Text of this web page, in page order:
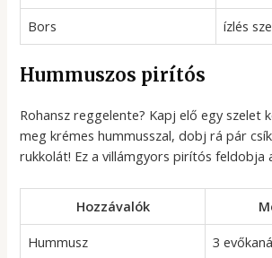
Bors
ízlés
Hummuszos pirítós
Rohansz reggelente? Kapj elő egy szelet
meg krémes hummusszal, dobj rá pár
rukkolát! Ez a villámgyors pirítós feldobja
Hozzávalók
Hummusz
3